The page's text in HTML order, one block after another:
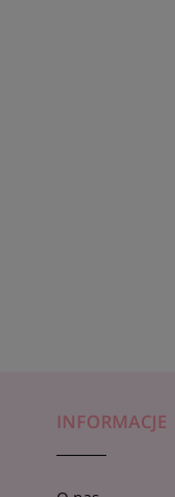
INFORMACJE